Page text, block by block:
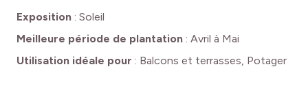
Exposition : Soleil
Meilleure période de plantation : Avril à Mai
Utilisation idéale pour : Balcons et terrasses, Potager